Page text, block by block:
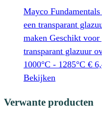
Mayco
een transparant
maken Geschikt
transparant glazuur
1000°C - 1285°C €
Bekijken
Verwante producten